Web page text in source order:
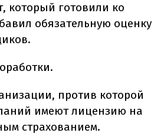
который готовили ко
обязательную оценку
против которой
имеют лицензию на
страхованием.